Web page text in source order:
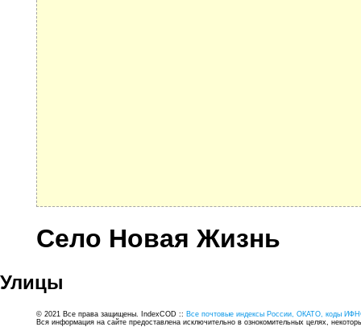
Село Новая Жизнь
Улицы
© 2021 Все права защищены. IndexCOD :: Все почтовые индексы России, ОКАТО, коды
Вся информация на сайте предоставлена исключительно в ознокомительных целях,